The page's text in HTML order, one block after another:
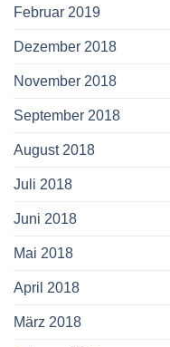
Februar 2019
Dezember 2018
November 2018
September 2018
August 2018
Juli 2018
Juni 2018
Mai 2018
April 2018
März 2018